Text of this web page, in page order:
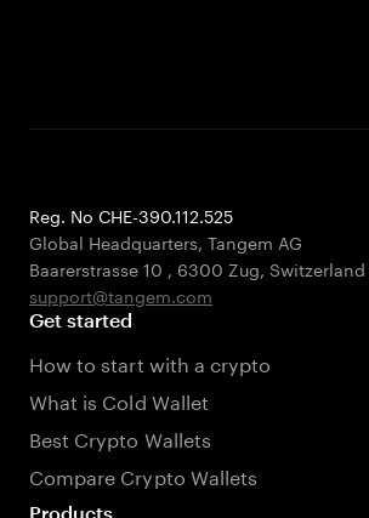
Reg. No CHE-390.112.525
Global Headquarters, Tangem AG
Baarerstrasse 10 , 6300 Zug, Switzerland
support@tangem.com
Get started
How to start with a crypto
What is Cold Wallet
Best Crypto Wallets
Compare Crypto Wallets
Products